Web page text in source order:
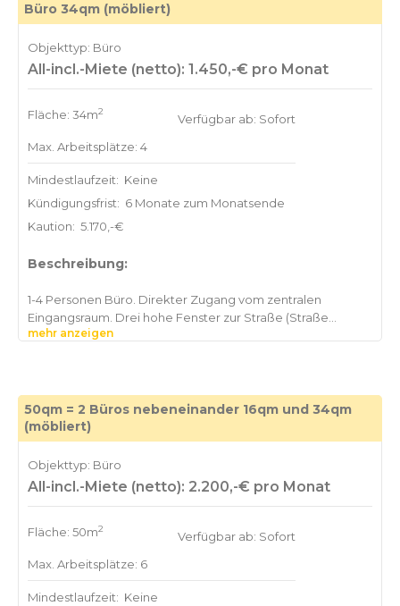
Büro 34qm (möbliert)
Objekttyp: Büro
All-incl.-Miete (netto): 1.450,-€ pro Monat
Fläche: 34m2
Max. Arbeitsplätze: 4
Verfügbar ab: Sofort
Mindestlaufzeit: Keine
Kündigungsfrist: 6 Monate zum Monatsende
Kaution: 5.170,-€
Beschreibung:
1-4 Personen Büro. Direkter Zugang vom zentralen
Eingangsraum. Drei hohe Fenster zur Straße (Straße
extrem ruhig) und ein Fenster zur Fußgängerzone. Möbliert
mehr anzeigen
50qm = 2 Büros nebeneinander 16qm und 34qm
(möbliert)
Objekttyp: Büro
All-incl.-Miete (netto): 2.200,-€ pro Monat
Fläche: 50m2
Max. Arbeitsplätze: 6
Verfügbar ab: Sofort
Mindestlaufzeit: Keine